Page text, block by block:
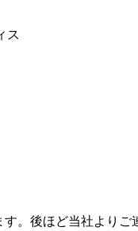
ス
。後ほど当社よりご